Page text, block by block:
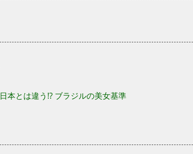
日本とは違う!? ブラジルの美女基準